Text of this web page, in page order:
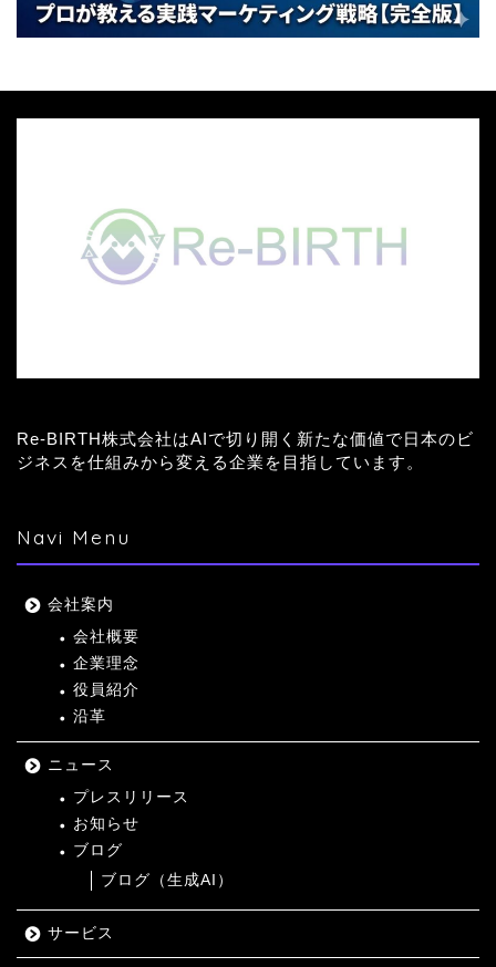
Re-BIRTH株式会社はAIで切り開く新たな価値で日本のビ
ジネスを仕組みから変える企業を目指しています。
Navi Menu
会社案内
会社概要
企業理念
役員紹介
沿革
ニュース
プレスリリース
お知らせ
ブログ
ブログ（生成AI）
サービス